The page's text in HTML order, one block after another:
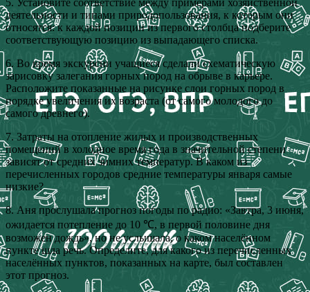
5. Установите соответствие между примерами хозяйственной
деятельности и типами природопользования, к которым они
относятся: к каждой позиции из первого столбца подберите
соответствующую позицию из выпадающего списка.
6. Во время экскурсии учащиеся сделали схематическую
зарисовку залегания горных пород на обрыве в карьере.
Расположите показанные на рисунке слои горных пород в
порядке увеличения их возраста (от самого молодого до
самого древнего).
7. Затраты на отопление жилых и производственных
помещений в холодное время года в значительной степени
зависят от средних зимних температур. В каком из
перечисленных городов средние температуры января самые
низкие?
8. Аня прослушала прогноз погоды по радио: «Завтра, 3 июня,
ожидается потепление до 10 ℃, в первой половине дня
возможен дождь», но не услышала, о каком населённом
пункте шла речь. Определите, для какого из перечисленных
населённых пунктов, показанных на карте, был составлен
этот прогноз.